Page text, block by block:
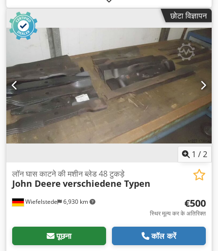
छोटा विज्ञापन
1 /2
Wiefelstede 6,930 km
लॉन घास काटने की मशीन ब्लेड 48 टुकड़े
John Deere verschiedene Typen
€500
स्थिर मूल्य कर के अतिरिक्त
पूछना कॉल करें